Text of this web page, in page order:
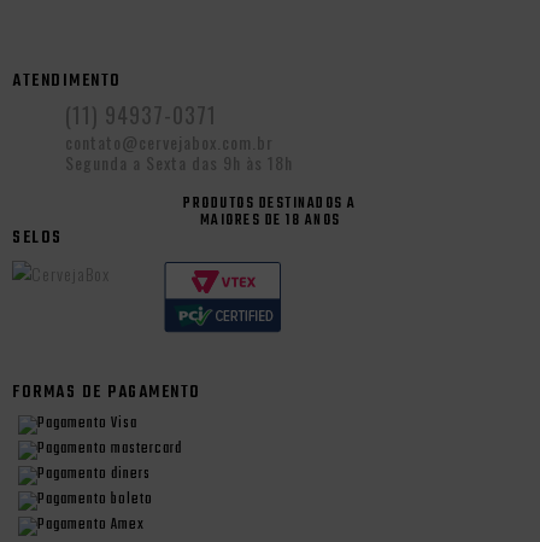
ATENDIMENTO
(11) 94937-0371
contato@cervejabox.com.br
Segunda a Sexta das 9h às 18h
PRODUTOS DESTINADOS A
MAIORES DE 18 ANOS
SELOS
FORMAS DE PAGAMENTO